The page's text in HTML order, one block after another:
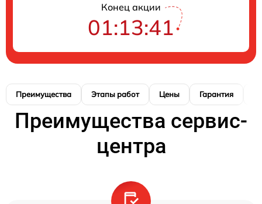
Конец акции
01:13:40
Преимущества Этапы работ Цены Гарантия
Преимущества сервис-
центра